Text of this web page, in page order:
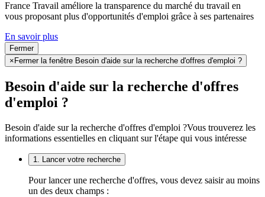
France Travail améliore la transparence du marché du travail en
vous proposant plus d'opportunités d'emploi grâce à ses partenaires
En savoir plus
Fermer
× Fermer la fenêtre Besoin d'aide sur la recherche d'offres d'emploi ?
Besoin d'aide sur la recherche d'offres
d'emploi ?
Besoin d'aide sur la recherche d'offres d'emploi ?Vous trouverez les
informations essentielles en cliquant sur l'étape qui vous intéresse
1. Lancer votre recherche
Pour lancer une recherche d'offres, vous devez saisir au moins
un des deux champs :